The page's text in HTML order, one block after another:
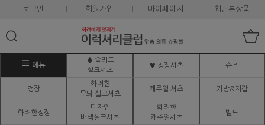
로그인 회원가입 마이페이지 최근본상품
메뉴
♠ 솔리드
실크셔츠
♥ 정장셔츠 슈즈
정장
화려한
무늬 실크셔츠
캐주얼 셔츠 가방&지갑
화려한정장
디자인
배색실크셔츠
화려한
캐주얼셔츠
벨트